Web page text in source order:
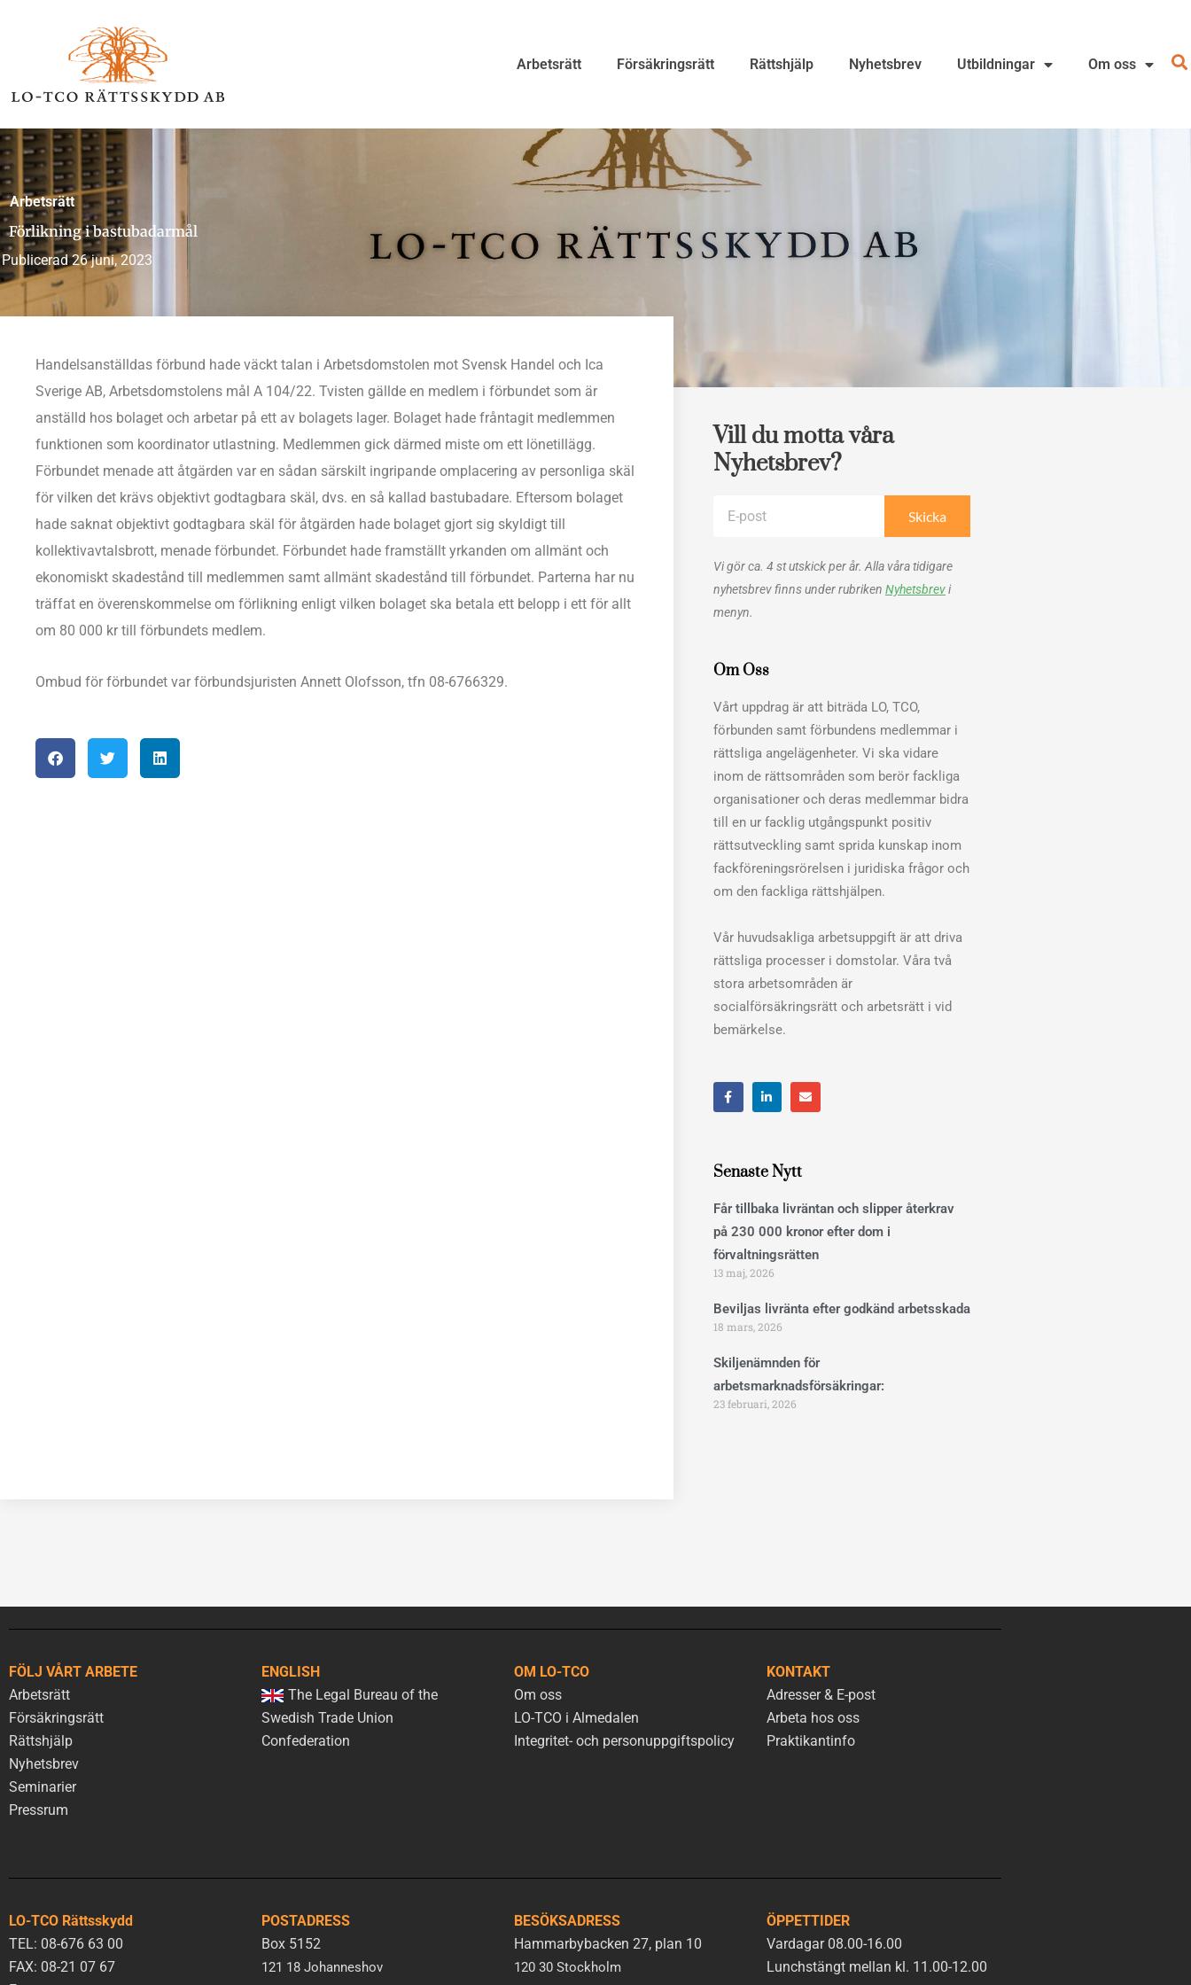
Arbetsrätt Försäkringsrätt Rättshjälp Nyhetsbrev Utbildningar Om oss
Arbetsrätt
Förlikning i bastubadarmål
Publicerad 26 juni, 2023
Handelsanställdas förbund hade väckt talan i Arbetsdomstolen mot Svensk Handel och Ica
Sverige AB, Arbetsdomstolens mål A 104/22. Tvisten gällde en medlem i förbundet som är
anställd hos bolaget och arbetar på ett av bolagets lager. Bolaget hade fråntagit medlemmen
funktionen som koordinator utlastning. Medlemmen gick därmed miste om ett lönetillägg.
Förbundet menade att åtgärden var en sådan särskilt ingripande omplacering av personliga skäl
för vilken det krävs objektivt godtagbara skäl, dvs. en så kallad bastubadare. Eftersom bolaget
hade saknat objektivt godtagbara skäl för åtgärden hade bolaget gjort sig skyldigt till
kollektivavtalsbrott, menade förbundet. Förbundet hade framställt yrkanden om allmänt och
ekonomiskt skadestånd till medlemmen samt allmänt skadestånd till förbundet. Parterna har nu
träffat en överenskommelse om förlikning enligt vilken bolaget ska betala ett belopp i ett för allt
om 80 000 kr till förbundets medlem.
Ombud för förbundet var förbundsjuristen Annett Olofsson, tfn 08-6766329.
Vill du motta våra
Nyhetsbrev?
Skicka
Vi gör ca. 4 st utskick per år. Alla våra tidigare
nyhetsbrev finns under rubriken Nyhetsbrevi
menyn.
Om Oss
Vårt uppdrag är att biträda LO, TCO,
förbunden samt förbundens medlemmar i
rättsliga angelägenheter. Vi ska vidare
inom de rättsområden som berör fackliga
organisationer och deras medlemmar bidra
till en ur facklig utgångspunkt positiv
rättsutveckling samt sprida kunskap inom
fackföreningsrörelsen i juridiska frågor och
om den fackliga rättshjälpen.
Vår huvudsakliga arbetsuppgift är att driva
rättsliga processer i domstolar. Våra två
stora arbetsområden är
socialförsäkringsrätt och arbetsrätt i vid
bemärkelse.
F
a
c
k
L
i
n
n
E
n
v
Senaste Nytt
Får tillbaka livräntan och slipper återkrav
på 230 000 kronor efter dom i
förvaltningsrätten
13 maj, 2026
Beviljas livränta efter godkänd arbetsskada
18 mars, 2026
Skiljenämnden för
arbetsmarknadsförsäkringar:
23 februari, 2026
FÖLJ VÅRT ARBETE
Arbetsrätt
Försäkringsrätt
Rättshjälp
Nyhetsbrev
Seminarier
Pressrum
ENGLISH
The Legal Bureau of the
Swedish Trade Union
Confederation
OM LO-TCO
Om oss
LO-TCO i Almedalen
Integritet- och personuppgiftspolicy
KONTAKT
Adresser & E-post
Arbeta hos oss
Praktikantinfo
LO-TCO Rättsskydd
TEL: 08-676 63 00
FAX: 08-21 07 67
POSTADRESS
Box 5152
121 18 Johanneshov
BESÖKSADRESS
Hammarbybacken 27, plan 10
120 30 Stockholm
ÖPPETTIDER
Vardagar 08.00-16.00
Lunchstängt mellan kl. 11.00-12.00